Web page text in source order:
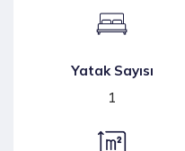
Yatak Sayısı
1